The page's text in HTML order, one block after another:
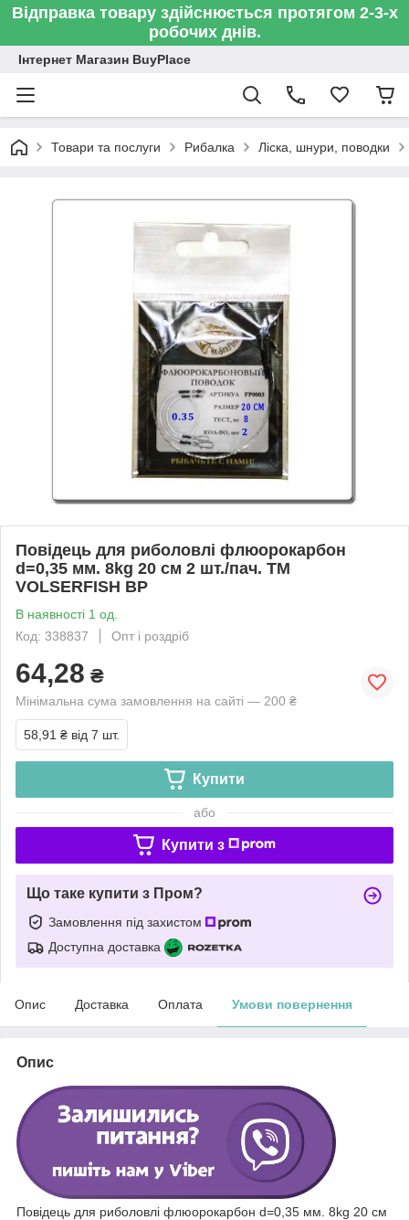
Відправка товару здійснюється протягом 2-3-х
робочих днів.
Інтернет Магазин BuyPlace
Товари та послуги Рибалка Ліска, шнури, поводки
Повідець для риболовлі флюорокарбон
d=0,35 мм. 8kg 20 см 2 шт./пач. ТМ
VOLSERFISH BP
В наявності 1 од.
Код: 338837
Опт і роздріб
64,28 ₴
Мінімальна сума замовлення на сайті — 200 ₴
58,91 ₴ від 7 шт.
Купити
або
Купити з
Що таке купити з Пром?
Замовлення під захистом
Доступна доставка
Опис Доставка Оплата Умови повернення
Опис
Повідець для риболовлі флюорокарбон d=0,35 мм. 8kg 20 см